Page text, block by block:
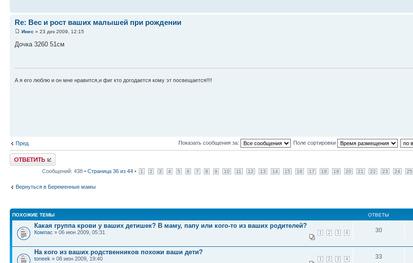
Re: Вес и рост ваших малышей при рождении
Инес » 23 дек 2009, 12:15
Дочка 3260 51см
А я его люблю и он мне нравится,и фиг кто догодается кому эт посвещается!!!!
Пред. Показать сообщения за: Поле сортировки
Ответить
Сообщений: 438 • Страница 36 из 44 • 1 2 3 4 5 6 7 8 9 10 11 12 13 14 15 16 17 18 19 20 21 22 23 24 25
Вернуться в Беременные мамы
ПОХОЖИЕ ТЕМЫ ОТВЕТЫ
Какая группа крови у ваших детишек? В маму, папу или кого-то из ваших родителей?
1 2 3 4
Компас » 06 июн 2009, 05:31 30
На кого из ваших родственников похожи ваши дети?
1 2 3 4
toneek » 08 июн 2009, 19:40 33